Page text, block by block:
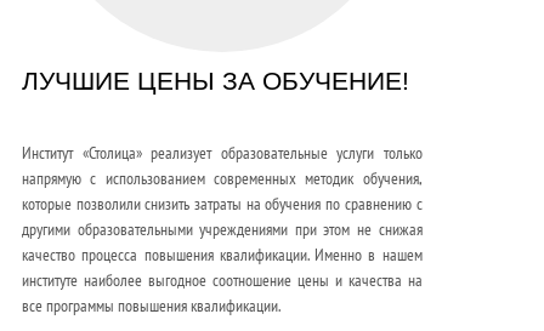
ЛУЧШИЕ ЦЕНЫ ЗА ОБУЧЕНИЕ!
Институт «Столица» реализует образовательные услуги только
напрямую с использованием современных методик обучения,
которые позволили снизить затраты на обучения по сравнению с
другими образовательными учреждениями при этом не снижая
качество процесса повышения квалификации. Именно в нашем
институте наиболее выгодное соотношение цены и качества на
все программы повышения квалификации.